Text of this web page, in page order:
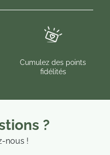
Cumulez des points
fidélités
?
nous !